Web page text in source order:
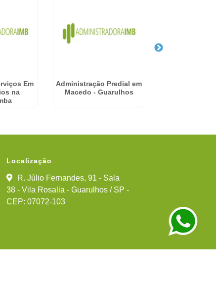
Em
na
Administração Predial em
Macedo - Guarulhos
Localização
R. Júlio Fernandes, 91 - Sala
38 - Vila Rosalia - Guarulhos / SP -
CEP: 07072-103